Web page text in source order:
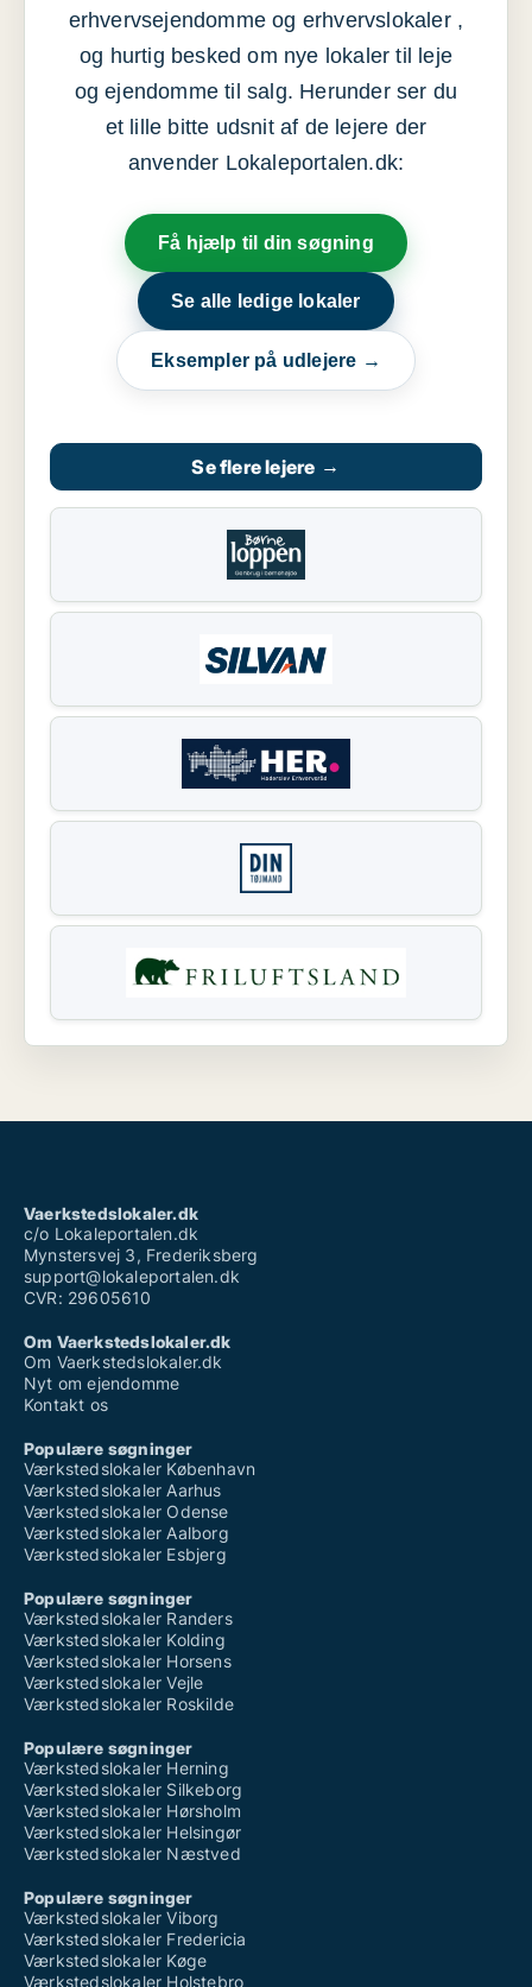
erhvervsejendomme og erhvervslokaler ,
og hurtig besked om nye lokaler til leje
og ejendomme til salg. Herunder ser du
et lille bitte udsnit af de lejere der
anvender Lokaleportalen.dk:
Få hjælp til din søgning
Se alle ledige lokaler
Eksempler på udlejere →
Se flere lejere →
Vaerkstedslokaler.dk
c/o Lokaleportalen.dk
Mynstersvej 3, Frederiksberg
support@lokaleportalen.dk
CVR: 29605610
Om Vaerkstedslokaler.dk
Om Vaerkstedslokaler.dk
Nyt om ejendomme
Kontakt os
Populære søgninger
Værkstedslokaler København
Værkstedslokaler Aarhus
Værkstedslokaler Odense
Værkstedslokaler Aalborg
Værkstedslokaler Esbjerg
Populære søgninger
Værkstedslokaler Randers
Værkstedslokaler Kolding
Værkstedslokaler Horsens
Værkstedslokaler Vejle
Værkstedslokaler Roskilde
Populære søgninger
Værkstedslokaler Herning
Værkstedslokaler Silkeborg
Værkstedslokaler Hørsholm
Værkstedslokaler Helsingør
Værkstedslokaler Næstved
Populære søgninger
Værkstedslokaler Viborg
Værkstedslokaler Fredericia
Værkstedslokaler Køge
Værkstedslokaler Holstebro